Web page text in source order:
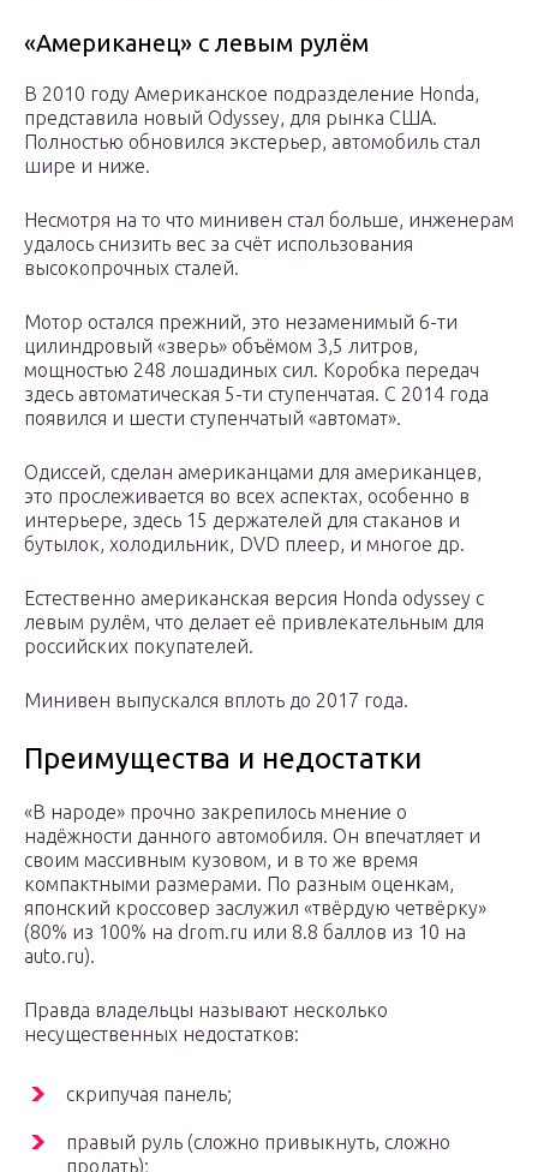
«Американец» с левым рулём
В 2010 году Американское подразделение Honda,
представила новый Odyssey, для рынка США.
Полностью обновился экстерьер, автомобиль стал
шире и ниже.
Несмотря на то что минивен стал больше, инженерам
удалось снизить вес за счёт использования
высокопрочных сталей.
Мотор остался прежний, это незаменимый 6-ти
цилиндровый «зверь» объёмом 3,5 литров,
мощностью 248 лошадиных сил. Коробка передач
здесь автоматическая 5-ти ступенчатая. С 2014 года
появился и шести ступенчатый «автомат».
Одиссей, сделан американцами для американцев,
это прослеживается во всех аспектах, особенно в
интерьере, здесь 15 держателей для стаканов и
бутылок, холодильник, DVD плеер, и многое др.
Естественно американская версия Honda odyssey с
левым рулём, что делает её привлекательным для
российских покупателей.
Минивен выпускался вплоть до 2017 года.
Преимущества и недостатки
«В народе» прочно закрепилось мнение о
надёжности данного автомобиля. Он впечатляет и
своим массивным кузовом, и в то же время
компактными размерами. По разным оценкам,
японский кроссовер заслужил «твёрдую четвёрку»
(80% из 100% на drom.ru или 8.8 баллов из 10 на
auto.ru).
Правда владельцы называют несколько
несущественных недостатков:
скрипучая панель;
правый руль (сложно привыкнуть, сложно
продать);